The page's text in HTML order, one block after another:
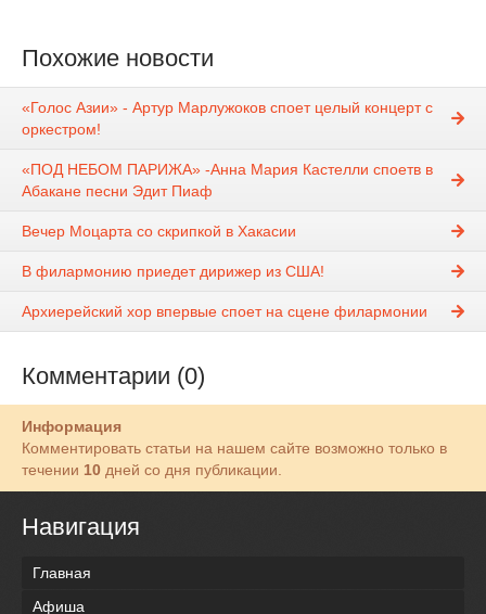
Похожие новости
«Голос Азии» - Артур Марлужоков споет целый концерт с
оркестром!
«ПОД НЕБОМ ПАРИЖА» -Анна Мария Кастелли споетв в
Абакане песни Эдит Пиаф
Вечер Моцарта со скрипкой в Хакасии
В филармонию приедет дирижер из США!
Архиерейский хор впервые споет на сцене филармонии
Комментарии (0)
Информация
Комментировать статьи на нашем сайте возможно только в
течении 10 дней со дня публикации.
Навигация
Главная
Афиша